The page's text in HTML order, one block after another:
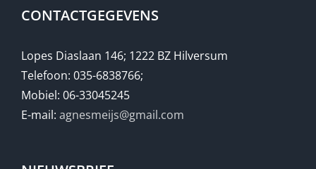
CONTACTGEGEVENS
Lopes Diaslaan 146; 1222 BZ Hilversum
Telefoon: 035-6838766;
Mobiel: 06-33045245
E-mail: agnesmeijs@gmail.com